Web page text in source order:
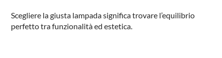
Scegliere la giusta lampada significa trovare l’equilibrio
perfetto tra funzionalità ed estetica.